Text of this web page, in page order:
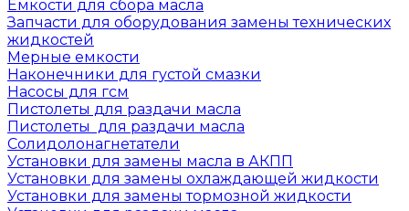
Емкости для сбора масла
Запчасти для оборудования замены технических
жидкостей
Мерные емкости
Наконечники для густой смазки
Насосы для гсм
Пистолеты для раздачи масла
Пистолеты для раздачи масла
Солидолонагнетатели
Установки для замены масла в АКПП
Установки для замены охлаждающей жидкости
Установки для замены тормозной жидкости